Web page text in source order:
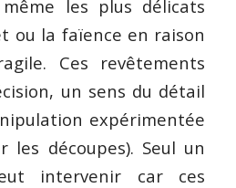
les plus délicats
ou la faïence en raison
Ces revêtements
un sens du détail
expérimentée
les découpes). Seul un
intervenir car ces